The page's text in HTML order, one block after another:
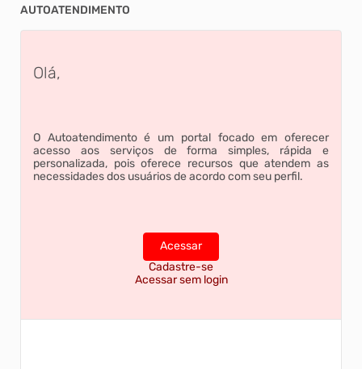
AUTOATENDIMENTO
Olá,
O Autoatendimento é um portal focado em oferecer
acesso aos serviços de forma simples, rápida e
personalizada, pois oferece recursos que atendem as
necessidades dos usuários de acordo com seu perfil.
Acessar
Cadastre-se
Acessar sem login